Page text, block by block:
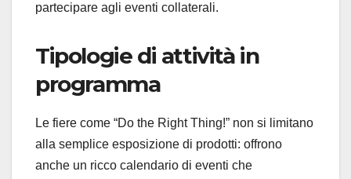
partecipare agli eventi collaterali.
Tipologie di attività in
programma
Le fiere come “Do the Right Thing!” non si limitano
alla semplice esposizione di prodotti: offrono
anche un ricco calendario di eventi che